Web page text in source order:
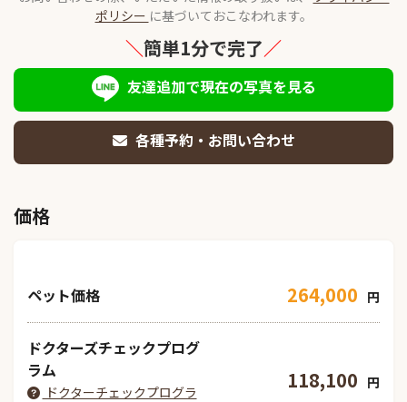
ポリシー に基づいておこなわれます。
＼簡単1分で完了／
友達追加で現在の写真を見る
各種予約・お問い合わせ
価格
ペット価格 264,000 円
ドクターズチェックプログ
ラム
ドクターチェックプログラ
118,100 円